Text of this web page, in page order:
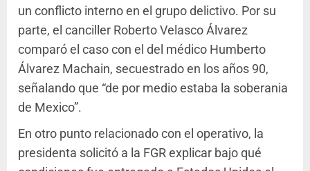
un conflicto interno en el grupo delictivo. Por su
parte, el canciller Roberto Velasco Álvarez
comparó el caso con el del médico Humberto
Álvarez Machain, secuestrado en los años 90,
señalando que “de por medio estaba la soberania
de Mexico”.
En otro punto relacionado con el operativo, la
presidenta solicitó a la FGR explicar bajo qué